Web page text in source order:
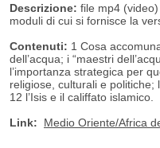
Descrizione: file mp4
moduli di cui si fornisce la
Contenuti: 1 Cosa
dell’acqua; i “maestri
l’importanza strategica per
religiose, culturali e
12 l’Isis e il califfato islamico.
Link: Medio Oriente/Africa